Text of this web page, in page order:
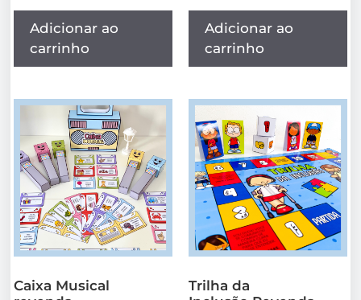
Adicionar ao
carrinho
Adicionar ao
carrinho
Caixa Musical
Trilha da